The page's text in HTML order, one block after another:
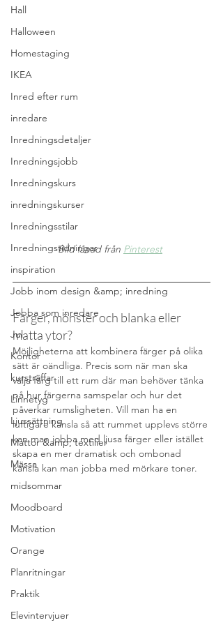
Hall
Halloween
Homestaging
IKEA
Inred efter rum
inredare
Inredningsdetaljer
Inredningsjobb
Inredningskurs
inredningskurser
Inredningsstilar
Inredningstidningar
inspiration
Jobb inom design &amp; inredning
Jobba som inredare
Jul
Kontor
kursträffar
Linnetyg
Ljussättning
Mattor &amp; textilier
Mässa
midsommar
Moodboard
Motivation
Orange
Planritningar
Praktik
Elevintervjuer
Bild lånad från Pinterest
Färger, mönster och blanka eller
matta ytor?
Möjligheterna att kombinera färger på olika
sätt är oändliga. Precis som när man ska
välja färg till ett rum där man behöver tänka
på hur färgerna samspelar och hur det
påverkar rumsligheten. Vill man ha en
luftigare känsla så att rummet upplevs större
kan man jobba med ljusa färger eller istället
skapa en mer dramatisk och ombonad
känsla kan man jobba med mörkare toner.